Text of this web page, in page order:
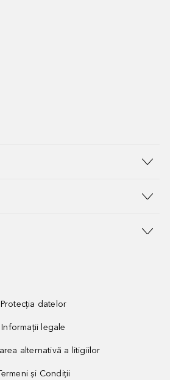
Protecția datelor
Informații legale
alternativă a litigiilor
și Condiții